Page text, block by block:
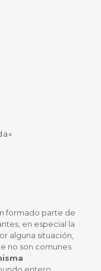
formado parte de
en especial la
alguna situación,
no son comunes